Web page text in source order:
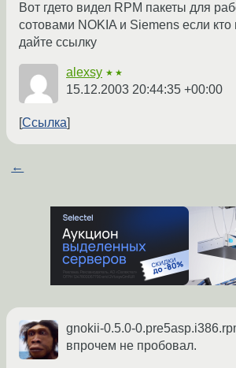
Вот гдето видел RPM пакеты для
сотовами NOKIA и Siemens если кто
дайте ссылку
alexsy ★★
15.12.2003 20:44:35 +00:00
Ссылка
←
gnokii-0.5.0-
впрочем не пробовал.